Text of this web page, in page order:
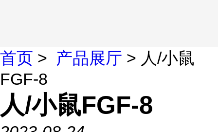
首页 > 产品展厅 > 人/小鼠
FGF-8
人/小鼠FGF-8